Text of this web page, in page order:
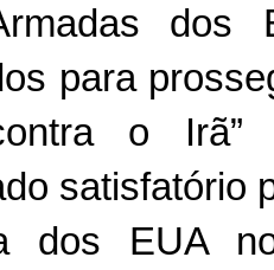
dos
para
o
satisfatório
dos EUA